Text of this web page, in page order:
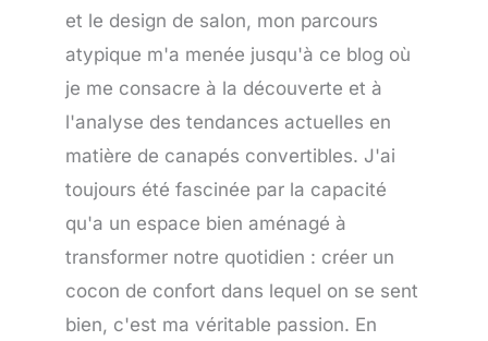
et le design de salon, mon parcours
atypique m'a menée jusqu'à ce blog où
je me consacre à la découverte et à
l'analyse des tendances actuelles en
matière de canapés convertibles. J'ai
toujours été fascinée par la capacité
qu'a un espace bien aménagé à
transformer notre quotidien : créer un
cocon de confort dans lequel on se sent
bien, c'est ma véritable passion. En